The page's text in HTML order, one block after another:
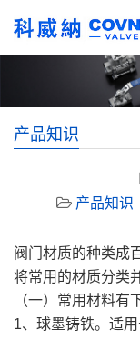
产品知识
产品知识
阀门材质的种类成
将常用的材质分类
（一）常用材料有
1、球墨铸铁。适